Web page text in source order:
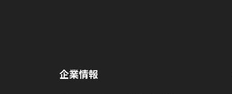
企業情報